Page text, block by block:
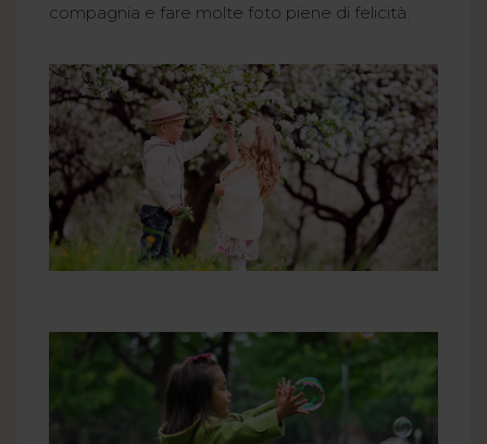
compagnia e fare molte foto piene di felicità.